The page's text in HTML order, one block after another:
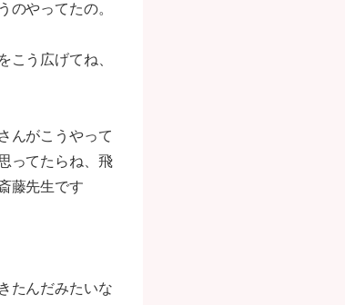
のやってたの。
こう広げてね、
んがこうやって
ってたらね、飛
藤先生です
たんだみたいな